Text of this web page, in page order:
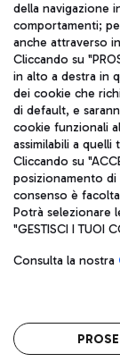
Sede legale: Via
telefono +39 06
Privacy policy
Mappa sito
QUALITÀ
della navigazione
comportamenti;
anche attraverso
Cliccando su
in alto a destra in
dei cookie che
di default, e
cookie funzionali
assimilabili a quelli
Cliccando su
posizionamento
consenso è
Potrà selezionare
"GESTISCI I TUOI
Consulta la nostra